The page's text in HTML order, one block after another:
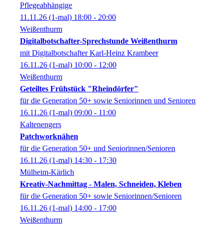
Pflegeabhängige
11.11.26 (1-mal) 18:00 - 20:00
Weißenthurm
Digitalbotschafter-Sprechstunde Weißenthurm
mit Digitalbotschafter Karl-Heinz Krambeer
16.11.26 (1-mal) 10:00 - 12:00
Weißenthurm
Geteiltes Frühstück "Rheindörfer"
für die Generation 50+ sowie Seniorinnen und Senioren
16.11.26 (1-mal) 09:00 - 11:00
Kaltenengers
Patchworknähen
für die Generation 50+ und Seniorinnen/Senioren
16.11.26 (1-mal) 14:30 - 17:30
Mülheim-Kärlich
Kreativ-Nachmittag - Malen, Schneiden, Kleben
für die Generation 50+ sowie Seniorinnen/Senioren
16.11.26 (1-mal) 14:00 - 17:00
Weißenthurm